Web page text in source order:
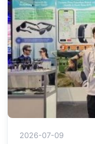
2026-07-09